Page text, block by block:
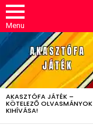
Menu
LATEST
STORIES
AKASZTÓFA JÁTÉK –
KÖTELEZŐ OLVASMÁNYOK
KIHÍVÁSA!